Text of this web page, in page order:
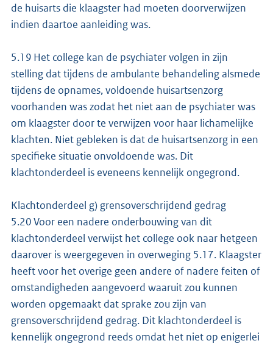
de huisarts die klaagster had moeten doorverwijzen
indien daartoe aanleiding was.
5.19 Het college kan de psychiater volgen in zijn
stelling dat tijdens de ambulante behandeling alsmede
tijdens de opnames, voldoende huisartsenzorg
voorhanden was zodat het niet aan de psychiater was
om klaagster door te verwijzen voor haar lichamelijke
klachten. Niet gebleken is dat de huisartsenzorg in een
specifieke situatie onvoldoende was. Dit
klachtonderdeel is eveneens kennelijk ongegrond.
Klachtonderdeel g) grensoverschrijdend gedrag
5.20 Voor een nadere onderbouwing van dit
klachtonderdeel verwijst het college ook naar hetgeen
daarover is weergegeven in overweging 5.17. Klaagster
heeft voor het overige geen andere of nadere feiten of
omstandigheden aangevoerd waaruit zou kunnen
worden opgemaakt dat sprake zou zijn van
grensoverschrijdend gedrag. Dit klachtonderdeel is
kennelijk ongegrond reeds omdat het niet op enigerlei